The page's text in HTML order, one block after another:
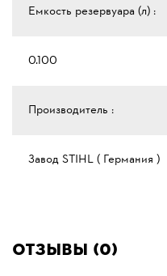
Емкость резервуара (л) :
0.100
Производитель :
Завод STIHL ( Германия )
Отзывы (0)